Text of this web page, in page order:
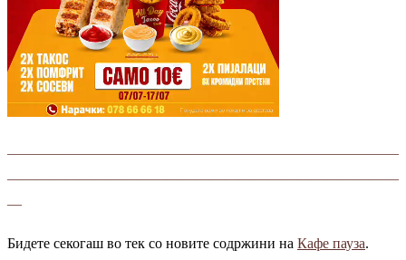
———————————————————————————
———————————————————————————
—
Бидете секогаш во тек со новите содржини на Кафе пауза.